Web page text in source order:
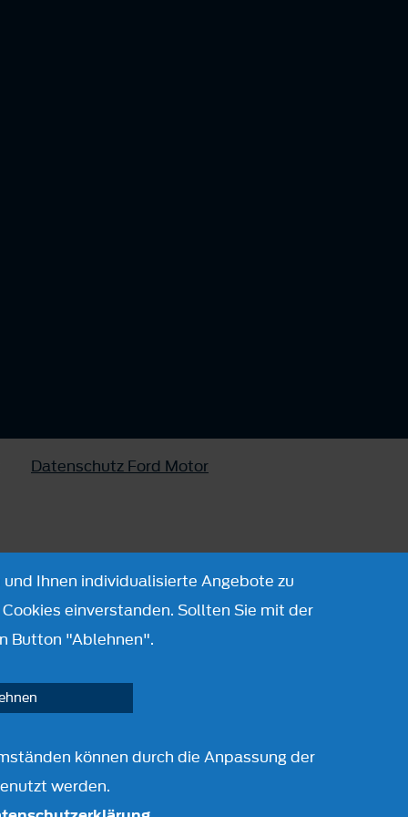
Datenschutz Ford Motor
Ihnen individualisierte Angebote zu
einverstanden. Sollten Sie mit der
Button "Ablehnen".
können durch die Anpassung der
werden.